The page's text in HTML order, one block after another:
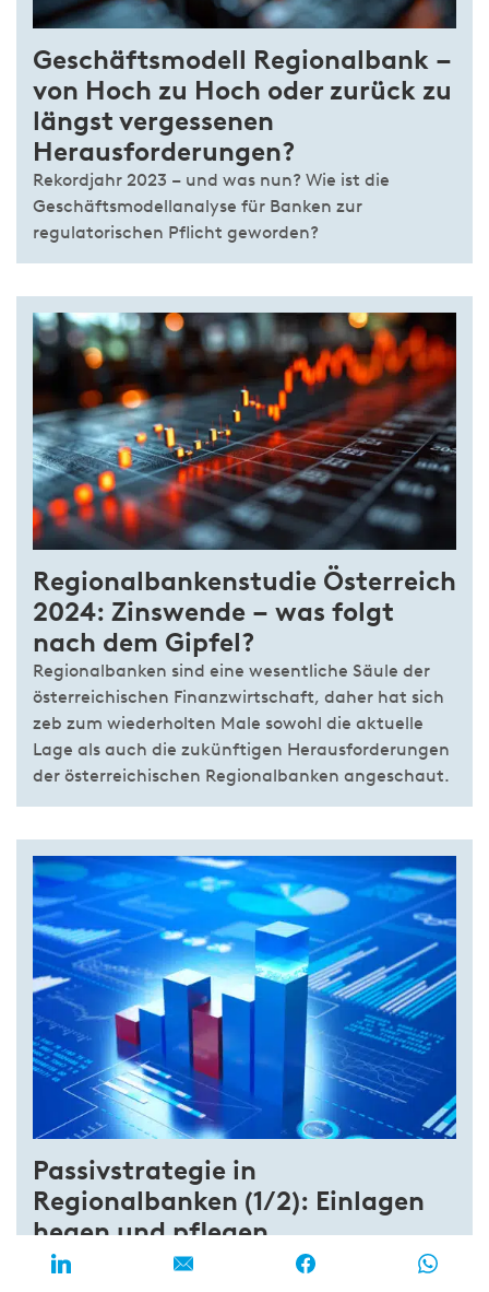
Geschäftsmodell Regionalbank –
von Hoch zu Hoch oder zurück zu
längst vergessenen
Herausforderungen?
Rekordjahr 2023 – und was nun? Wie ist die
Geschäftsmodellanalyse für Banken zur
regulatorischen Pflicht geworden?
Regionalbankenstudie Österreich
2024: Zinswende – was folgt
nach dem Gipfel?
Regionalbanken sind eine wesentliche Säule der
österreichischen Finanzwirtschaft, daher hat sich
zeb zum wiederholten Male sowohl die aktuelle
Lage als auch die zukünftigen Herausforderungen
der österreichischen Regionalbanken angeschaut.
Passivstrategie in
Regionalbanken (1/2): Einlagen
hegen und pflegen
Comeback der Zinsen als Risiko und Chance für die